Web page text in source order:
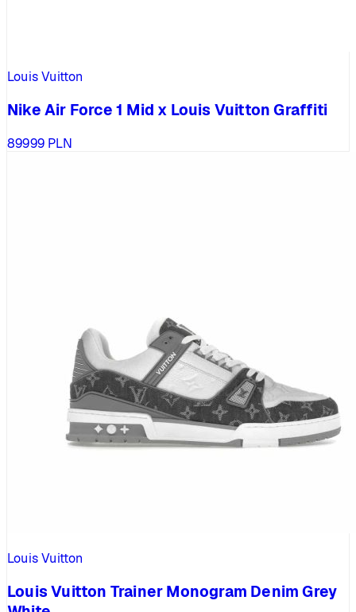
Louis Vuitton
Nike Air Force 1 Mid x Louis Vuitton Graffiti
89999 PLN
Louis Vuitton
Louis Vuitton Trainer Monogram Denim Grey